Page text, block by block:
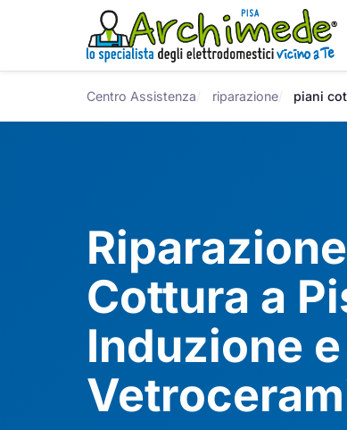
Centro Assistenza riparazione piani
Cottura a
Induzione e